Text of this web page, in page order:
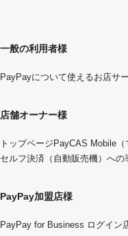
一般の利用者様
PayPayについて使えるお店サ
店舗オーナー様
トップページ PayCAS Mobile
セルフ決済（自動販売機）への
PayPay加盟店様
PayPay for Business ログイン